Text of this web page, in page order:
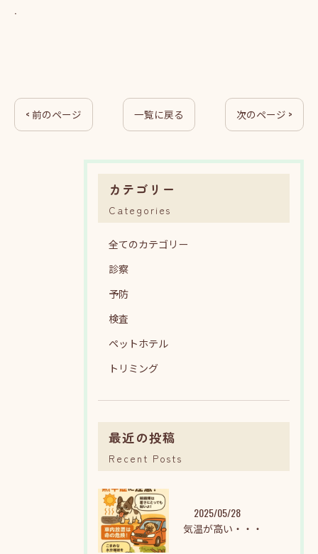
.
< 前のページ 一覧に戻る 次のページ >
カテゴリー
Categories
全てのカテゴリー
診察
予防
検査
ペットホテル
トリミング
最近の投稿
Recent Posts
2025/05/28
気温が高い・・・